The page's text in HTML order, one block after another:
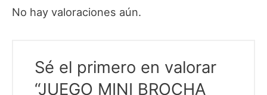
No hay valoraciones aún.
Sé el primero en valorar
“JUEGO MINI BROCHA